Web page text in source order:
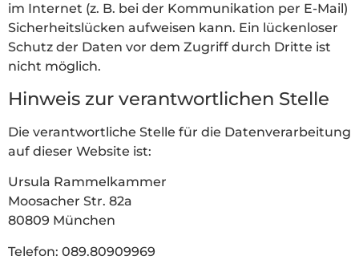
im Internet (z. B. bei der Kommunikation per E-Mail)
Sicherheitslücken aufweisen kann. Ein lückenloser
Schutz der Daten vor dem Zugriff durch Dritte ist
nicht möglich.
Hinweis zur verantwortlichen Stelle
Die verantwortliche Stelle für die Datenverarbeitung
auf dieser Website ist:
Ursula Rammelkammer
Moosacher Str. 82a
80809 München
Telefon: 089.80909969